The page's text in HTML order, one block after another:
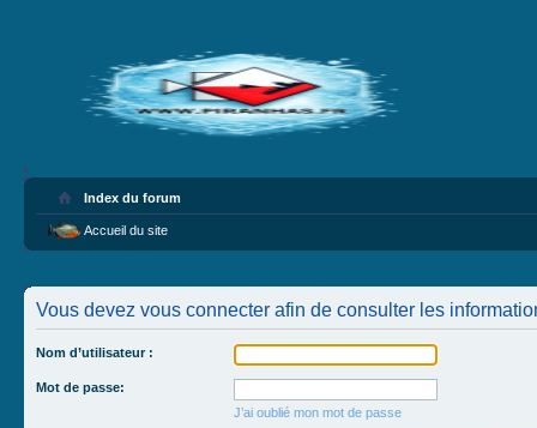
Index du forum
Accueil du site
Vous devez vous connecter afin de consulter les
Nom d’utilisateur :
Mot de passe:
J’ai oublié mon mot de passe